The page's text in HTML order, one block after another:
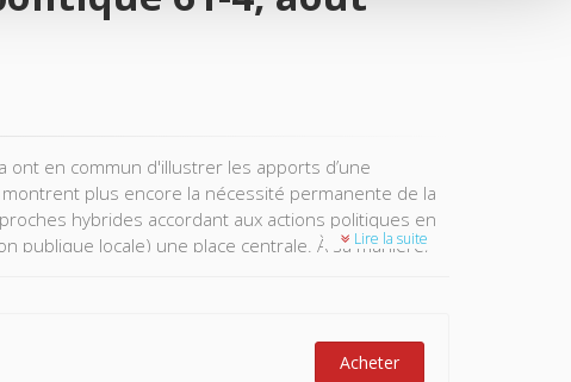
en commun d'illustrer les apports d’une
plus encore la nécessité permanente de la
hybrides accordant aux actions politiques en
publique locale) une place centrale. À sa manière,
Lire la suite
Acheter